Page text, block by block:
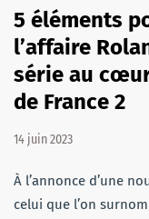
5 éléments
l’affaire
série au
de France 2
14 juin 2023
À l’annonce d’une
celui que l’on